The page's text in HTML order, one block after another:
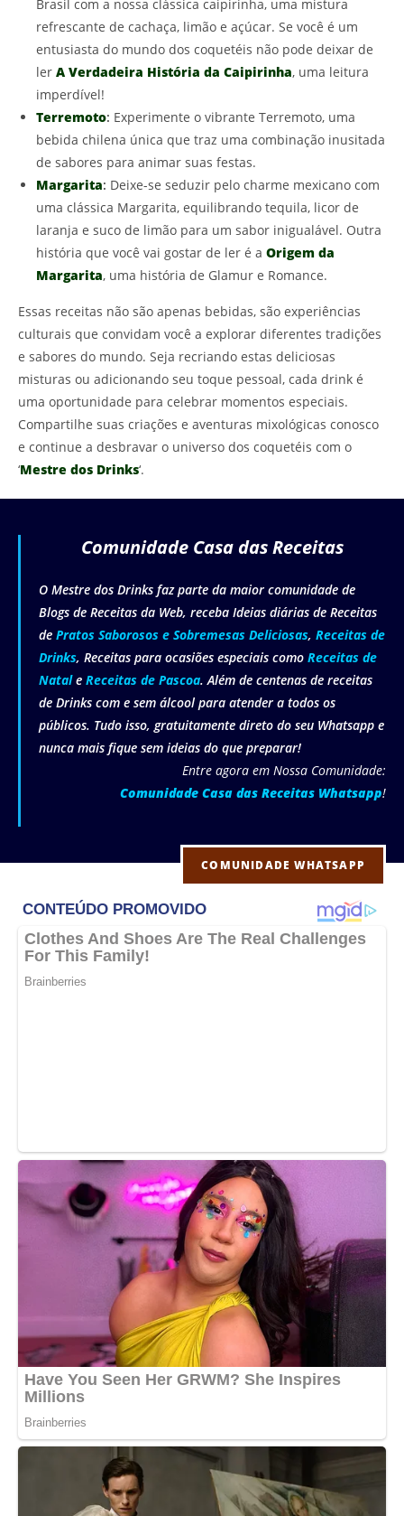
Brasil com a nossa clássica caipirinha, uma mistura
refrescante de cachaça, limão e açúcar. Se você é um
entusiasta do mundo dos coquetéis não pode deixar de
ler A Verdadeira História da Caipirinha, uma leitura
imperdível!
Terremoto: Experimente o vibrante Terremoto, uma
bebida chilena única que traz uma combinação inusitada
de sabores para animar suas festas.
Margarita: Deixe-se seduzir pelo charme mexicano com
uma clássica Margarita, equilibrando tequila, licor de
laranja e suco de limão para um sabor inigualável. Outra
história que você vai gostar de ler é a Origem da
Margarita, uma história de Glamur e Romance.
Essas receitas não são apenas bebidas, são experiências
culturais que convidam você a explorar diferentes tradições
e sabores do mundo. Seja recriando estas deliciosas
misturas ou adicionando seu toque pessoal, cada drink é
uma oportunidade para celebrar momentos especiais.
Compartilhe suas criações e aventuras mixológicas conosco
e continue a desbravar o universo dos coquetéis com o
‘Mestre dos Drinks‘.
Comunidade Casa das Receitas
O Mestre dos Drinks faz parte da maior comunidade de
Blogs de Receitas da Web, receba Ideias diárias de Receitas
de Pratos Saborosos e Sobremesas Deliciosas, Receitas de
Drinks, Receitas para ocasiões especiais como Receitas de
Natale Receitas de Pascoa. Além de centenas de receitas
de Drinks com e sem álcool para atender a todos os
públicos. Tudo isso, gratuitamente direto do seu Whatsapp e
nunca mais fique sem ideias do que preparar!
Entre agora em Nossa Comunidade:
Comunidade Casa das Receitas Whatsapp!
COMUNIDADE WHATSAPP